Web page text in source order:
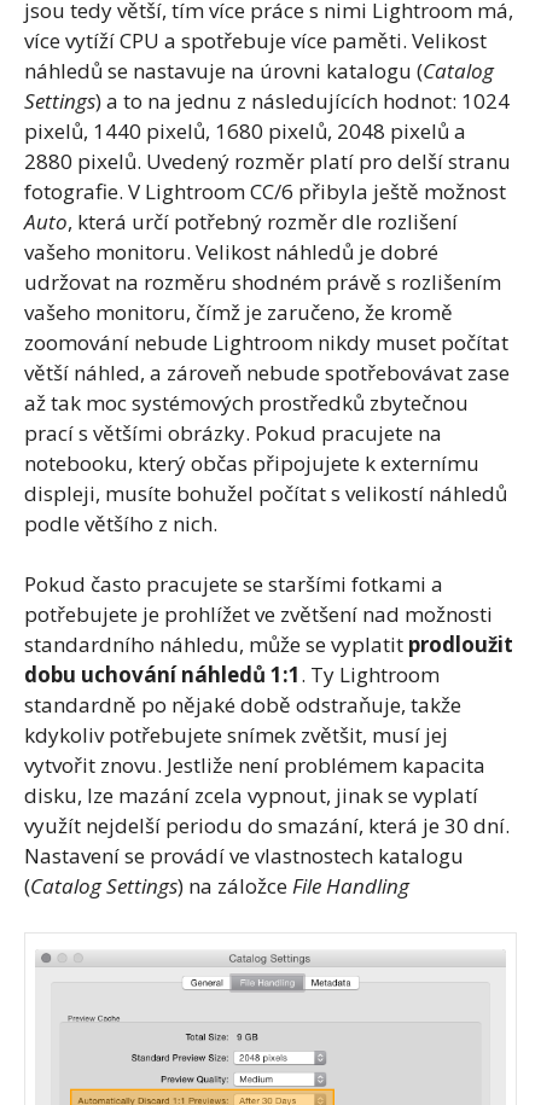
jsou tedy větší, tím více práce s nimi Lightroom má,
více vytíží CPU a spotřebuje více paměti. Velikost
náhledů se nastavuje na úrovni katalogu (Catalog
Settings) a to na jednu z následujících hodnot: 1024
pixelů, 1440 pixelů, 1680 pixelů, 2048 pixelů a
2880 pixelů. Uvedený rozměr platí pro delší stranu
fotografie. V Lightroom CC/6 přibyla ještě možnost
Auto, která určí potřebný rozměr dle rozlišení
vašeho monitoru. Velikost náhledů je dobré
udržovat na rozměru shodném právě s rozlišením
vašeho monitoru, čímž je zaručeno, že kromě
zoomování nebude Lightroom nikdy muset počítat
větší náhled, a zároveň nebude spotřebovávat zase
až tak moc systémových prostředků zbytečnou
prací s většími obrázky. Pokud pracujete na
notebooku, který občas připojujete k externímu
displeji, musíte bohužel počítat s velikostí náhledů
podle většího z nich.
Pokud často pracujete se staršími fotkami a
potřebujete je prohlížet ve zvětšení nad možnosti
standardního náhledu, může se vyplatit prodloužit
dobu uchování náhledů 1:1. Ty Lightroom
standardně po nějaké době odstraňuje, takže
kdykoliv potřebujete snímek zvětšit, musí jej
vytvořit znovu. Jestliže není problémem kapacita
disku, lze mazání zcela vypnout, jinak se vyplatí
využít nejdelší periodu do smazání, která je 30 dní.
Nastavení se provádí ve vlastnostech katalogu
(Catalog Settings) na záložceFile Handling